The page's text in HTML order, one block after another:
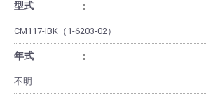
型式
CM117-IBK（1-6203-02）
年式
不明